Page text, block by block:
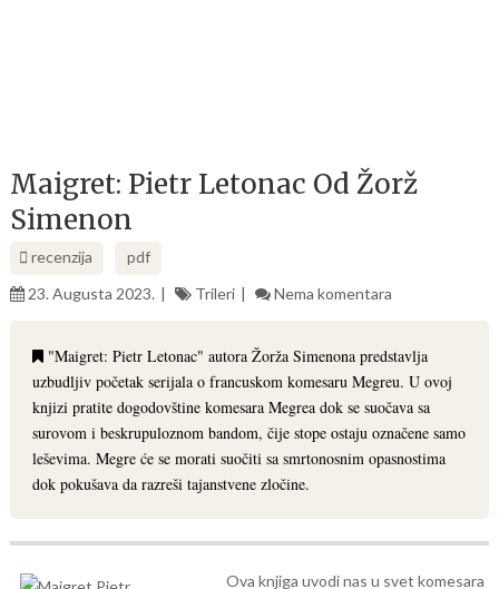
Maigret: Pietr Letonac Od Žorž
Simenon
recenzija
pdf
23. Augusta 2023.
Trileri Nema komentara
"Maigret: Pietr Letonac" autora Žorža Simenona predstavlja
uzbudljiv početak serijala o francuskom komesaru Megreu. U ovoj
knjizi pratite dogodovštine komesara Megrea dok se suočava sa
surovom i beskrupuloznom bandom, čije stope ostaju označene samo
leševima. Megre će se morati suočiti sa smrtonosnim opasnostima
dok pokušava da razreši tajanstvene zločine.
Ova knjiga uvodi nas u svet komesara